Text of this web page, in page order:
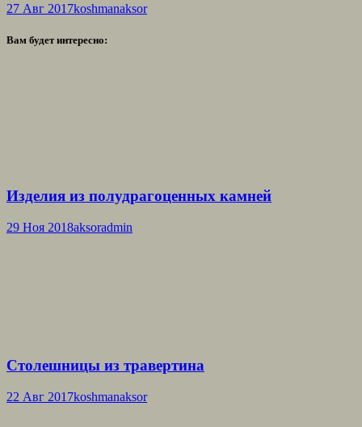
27 Авг 2017koshmanaksor
Вам будет интересно:
Изделия из полудрагоценных камней
29 Ноя 2018aksoradmin
Столешницы из травертина
22 Авг 2017koshmanaksor